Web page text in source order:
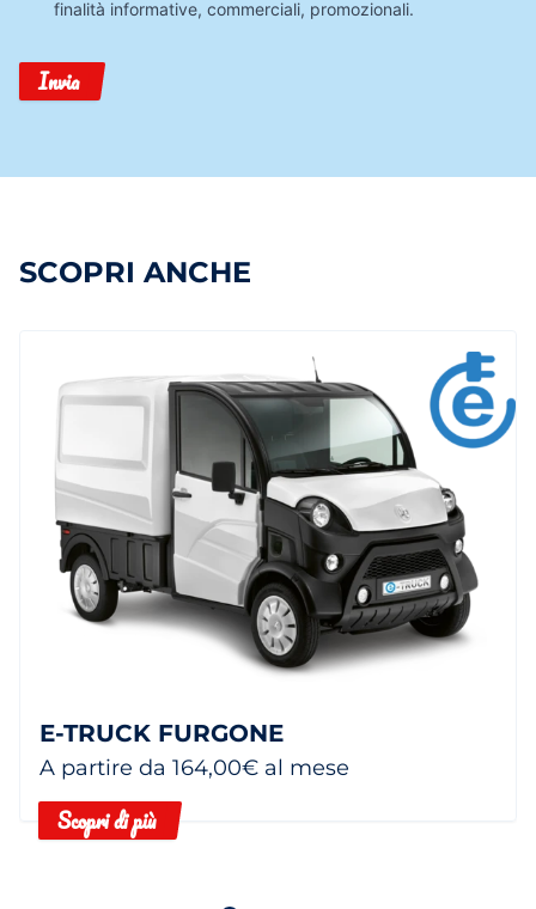
finalità informative, commerciali, promozionali.
Invia
SCOPRI ANCHE
E-TRUCK FURGONE
A partire da 164,00€ al mese
Scopri di più